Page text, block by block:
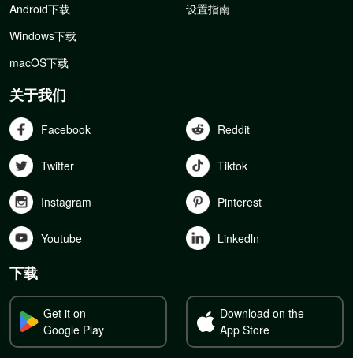
Android下载
Windows下载
macOS下载
设置指南
关于我们
Facebook Reddit
Twitter Tiktok
Instagram Pinterest
Youtube Linkedln
下载
Get it on
Google Play
Download on the
App Store